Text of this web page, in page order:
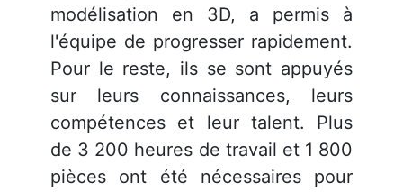
modélisation en 3D, a permis à
l'équipe de progresser rapidement.
Pour le reste, ils se sont appuyés
sur leurs connaissances, leurs
compétences et leur talent. Plus
de 3 200 heures de travail et 1 800
pièces ont été nécessaires pour